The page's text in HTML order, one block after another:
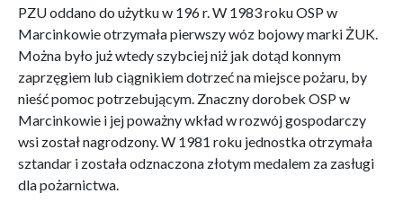
PZU oddano do użytku w 196 r. W 1983 roku OSP w
Marcinkowie otrzymała pierwszy wóz bojowy marki ŻUK.
Można było już wtedy szybciej niż jak dotąd konnym
zaprzęgiem lub ciągnikiem dotrzeć na miejsce pożaru, by
nieść pomoc potrzebującym. Znaczny dorobek OSP w
Marcinkowie i jej poważny wkład w rozwój gospodarczy
wsi został nagrodzony. W 1981 roku jednostka otrzymała
sztandar i została odznaczona złotym medalem za zasługi
dla pożarnictwa.